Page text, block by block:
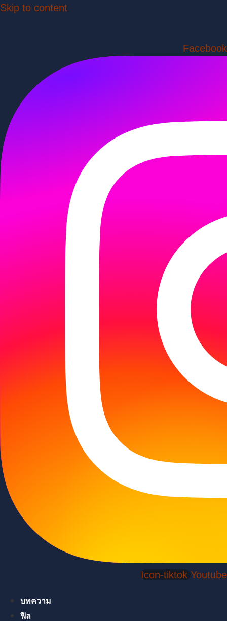
Skip to content
Facebook
Icon-tiktok Youtube
บทความ
ฟิล